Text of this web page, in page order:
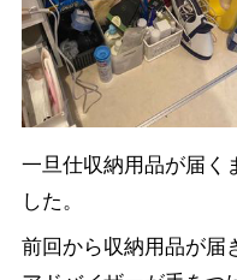
一旦仕収納用品が届く
した。
前回から収納用品が届